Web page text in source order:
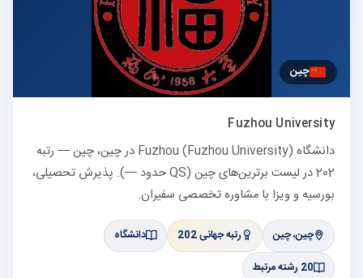
Fuzhou University
دانشگاه Fuzhou (Fuzhou University) در چین، چین — رتبه
202 در لیست برترین‌های چین (QS حدود —). پذیرش تحصیلی،
بورسیه و ویزا با مشاوره تخصصی سفیران.
چین، چین رتبه جهانی 202
دانشگاه
20 رشته مرتبط
چین